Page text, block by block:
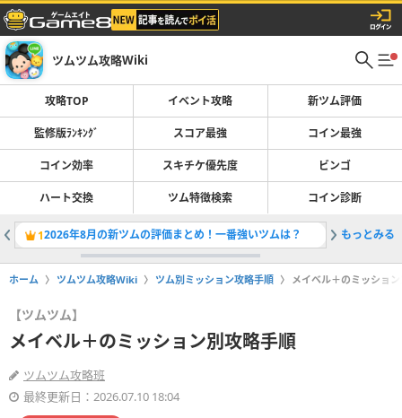
ツムツム攻略Wiki
攻略TOP イベント攻略 新ツム評価
監修版ﾗﾝｷﾝｸﾞ スコア最強 コイン最強
コイン効率 スキチケ優先度 ビンゴ
ハート交換 ツム特徴検索 コイン診断
12026年8月の新ツムの評価まとめ！一番強いツムは？ 2スコア
もっとみる
ホーム ツムツム攻略Wiki ツム別ミッション攻略手順 メイベル＋のミッショ
【ツムツム】
メイベル＋のミッション別攻略手順
ツムツム攻略班
最終更新日：2026.07.10 18:04